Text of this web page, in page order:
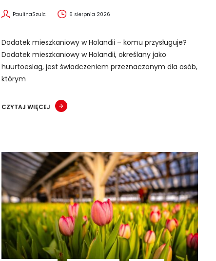
PaulinaSzulc 6 sierpnia 2026
Dodatek mieszkaniowy w Holandii – komu przysługuje?
Dodatek mieszkaniowy w Holandii, określany jako
huurtoeslag, jest świadczeniem przeznaczonym dla osób,
którym
CZYTAJ WIĘCEJ